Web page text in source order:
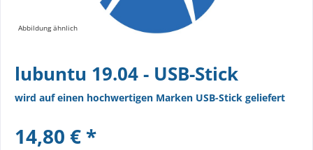
Abbildung ähnlich
lubuntu 19.04 - USB-Stick
wird auf einen hochwertigen Marken USB-Stick geliefert
14,80 € *